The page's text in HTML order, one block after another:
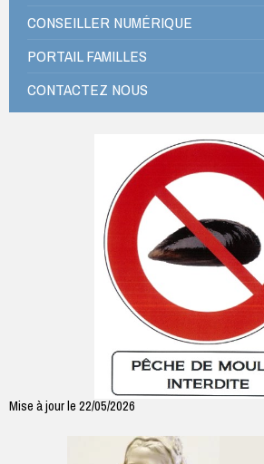
CONSEILLER NUMÉRIQUE
PORTAIL FAMILLES
CONTACTEZ NOUS
Mise à jour le 22/05/2026